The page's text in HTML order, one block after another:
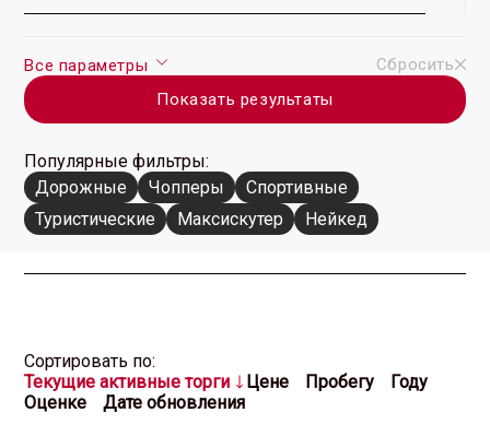
Все параметры
Сбросить
Показать результаты
Популярные фильтры:
Дорожные
Чопперы
Спортивные
Туристические
Максискутер Нейкед
Cортировать по:
Текущие активные торги
Цене Пробегу
Году
Оценке
Дате обновления